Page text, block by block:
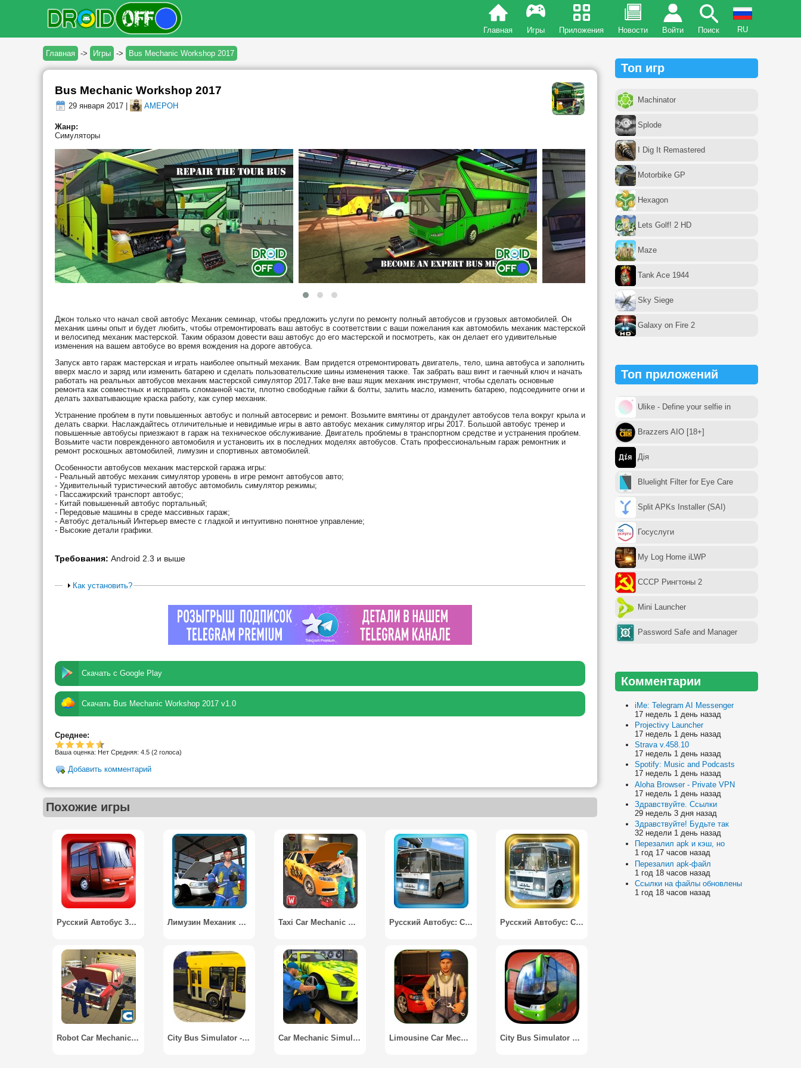
Главная Игры Приложения Новости Войти Поиск RU
Главная -> Игры -> Bus Mechanic Workshop 2017
Bus Mechanic Workshop 2017
29 января 2017 | AMEPOH
Жанр:
Симуляторы
Джон только что начал свой автобус Механик семинар, чтобы предложить услуги по ремонту полный автобусов и грузовых автомобилей. Он
механик шины опыт и будет любить, чтобы отремонтировать ваш автобус в соответствии с ваши пожелания как автомобиль механик мастерской
и велосипед механик мастерской. Таким образом довести ваш автобус до его мастерской и посмотреть, как он делает его удивительные
изменения на вашем автобусе во время вождения на дороге автобуса.
Запуск авто гараж мастерская и играть наиболее опытный механик. Вам придется отремонтировать двигатель, тело, шина автобуса и заполнить
вверх масло и заряд или изменить батарею и сделать пользовательские шины изменения также. Так забрать ваш винт и гаечный ключ и начать
работать на реальных автобусов механик мастерской симулятор 2017.Take вне ваш ящик механик инструмент, чтобы сделать основные
ремонта как совместных и исправить сломанной части, плотно свободные гайки & болты, залить масло, изменить батарею, подсоедините огни и
делать захватывающие краска работу, как супер механик.
Устранение проблем в пути повышенных автобус и полный автосервис и ремонт. Возьмите вмятины от драндулет автобусов тела вокруг крыла и
делать сварки. Наслаждайтесь отличительные и невидимые игры в авто автобус механик симулятор игры 2017. Большой автобус тренер и
повышенные автобусы приезжают в гараж на техническое обслуживание. Двигатель проблемы в транспортном средстве и устранения проблем.
Возьмите части поврежденного автомобиля и установить их в последних моделях автобусов. Стать профессиональным гараж ремонтник и
ремонт роскошных автомобилей, лимузин и спортивных автомобилей.
Особенности автобусов механик мастерской гаража игры:
- Реальный автобус механик симулятор уровень в игре ремонт автобусов авто;
- Удивительный туристический автобус автомобиль симулятор режимы;
- Пассажирский транспорт автобус;
- Китай повышенный автобус портальный;
- Передовые машины в среде массивных гараж;
- Автобус детальный Интерьер вместе с гладкой и интуитивно понятное управление;
- Высокие детали графики.
Требования: Android 2.3 и выше
Как установить?
Скачать с Google Play
Скачать Bus Mechanic Workshop 2017 v1.0
Среднее:
Ваша оценка: Нет Средняя: 4.5 (2 голоса)
Добавить комментарий
Похожие игры
Русский Автобус 3D / Russian Bus Simulator 2015 Лимузин Механик Simulator / Limousine Mechanic Simulator Taxi Car Mechanic Workshop 3D Русский Автобус: Сочи / Russian City Bus Русский Автобус: Сибирь / Russian Bus: Siberia
Robot Car Mechanic Simulator City Bus Simulator - Racing Car Mechanic Simulator Game 3D Limousine Car Mechanic 3D Sim City Bus Simulator 2016
Топ игр
Machinator
Splode
I Dig It Remastered
Motorbike GP
Hexagon
Lets Golf! 2 HD
Maze
Tank Ace 1944
Sky Siege
Galaxy on Fire 2
Топ приложений
Ulike - Define your selfie in
Brazzers AIO [18+]
Дія
Bluelight Filter for Eye Care
Split APKs Installer (SAI)
Госуслуги
My Log Home iLWP
СССР Рингтоны 2
Mini Launcher
Password Safe and Manager
Комментарии
iMe: Telegram AI Messenger
17 недель 1 день назад
Projectivy Launcher
17 недель 1 день назад
Strava v.458.10
17 недель 1 день назад
Spotify: Music and Podcasts
17 недель 1 день назад
Aloha Browser - Private VPN
17 недель 1 день назад
Здравствуйте. Ссылки
29 недель 3 дня назад
Здравствуйте! Будьте так
32 недели 1 день назад
Перезалил apk и кэш, но
1 год 17 часов назад
Перезалил apk-файл
1 год 18 часов назад
Ссылки на файлы обновлены
1 год 18 часов назад